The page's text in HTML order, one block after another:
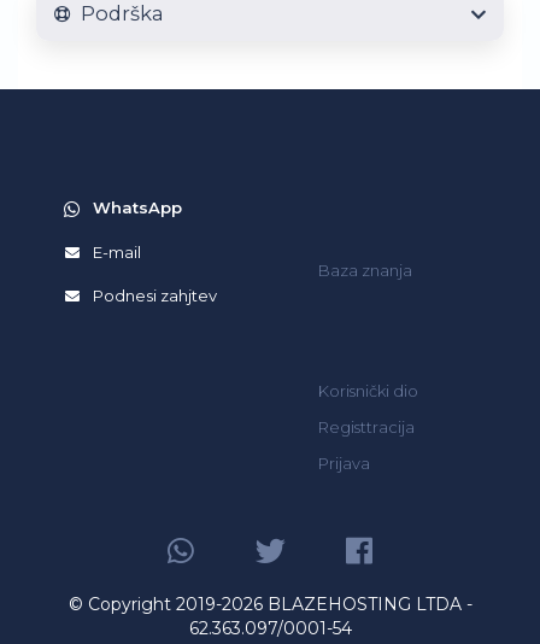
Podrška
WhatsApp
E-mail
Podnesi zahjtev
Baza znanja
Korisnički dio
Registtracija
Prijava
© Copyright 2019-2026 BLAZEHOSTING LTDA -
62.363.097/0001-54